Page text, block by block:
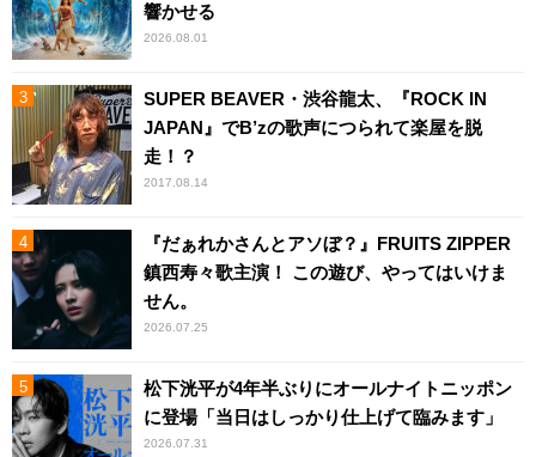
響かせる
2026.08.01
SUPER BEAVER・渋谷龍太、『ROCK IN
JAPAN』でB’zの歌声につられて楽屋を脱
走！？
2017.08.14
『だぁれかさんとアソぼ？』FRUITS ZIPPER
鎮西寿々歌主演！ この遊び、やってはいけま
せん。
2026.07.25
松下洸平が4年半ぶりにオールナイトニッポン
に登場「当日はしっかり仕上げて臨みます」
2026.07.31